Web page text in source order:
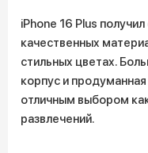
iPhone 16 Plus
качественных
стильных цветах.
корпус и
отличным выбором
развлечений.